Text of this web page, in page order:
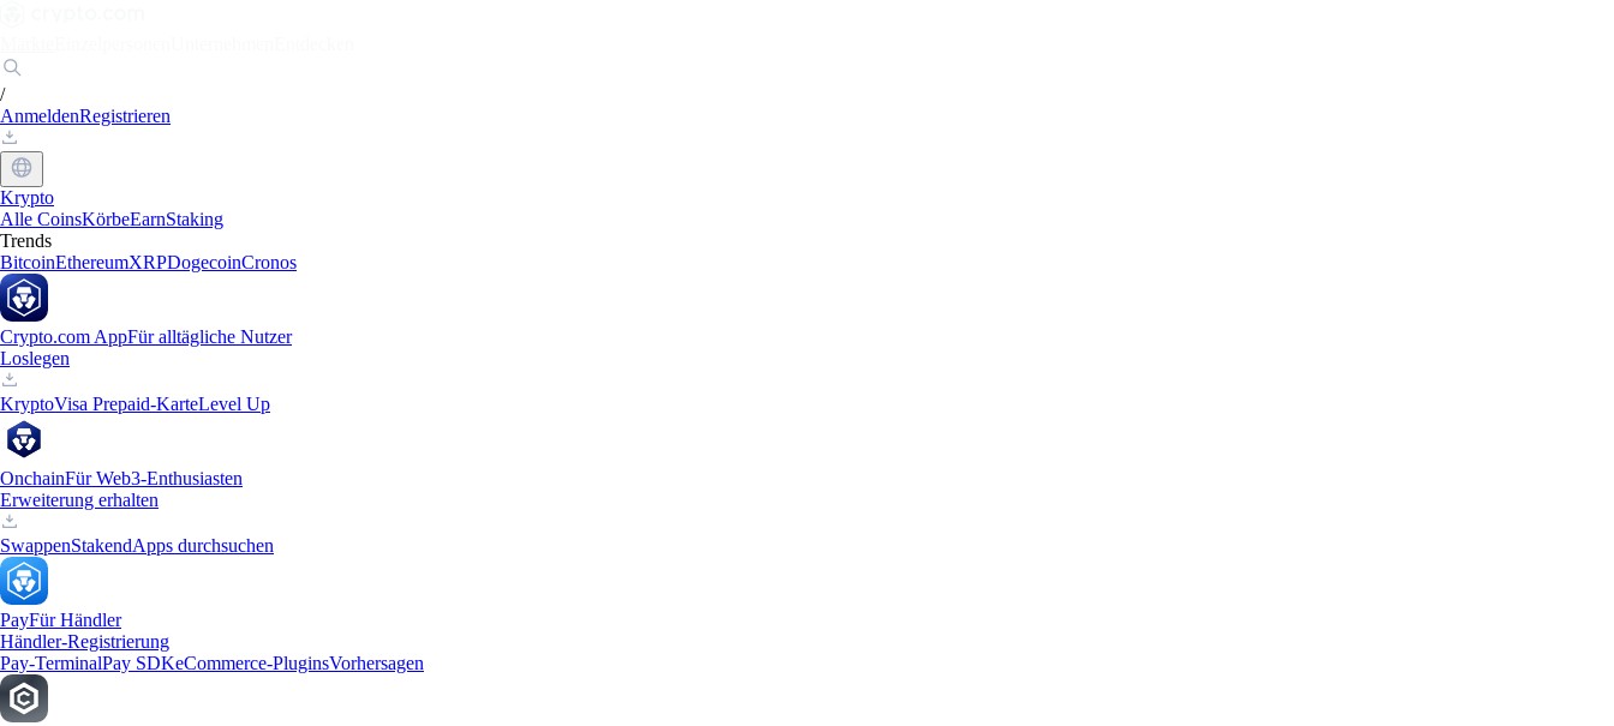
/
AnmeldenRegistrieren
Krypto
Alle CoinsKörbeEarnStaking
Trends
BitcoinEthereumXRPDogecoinCronos
Crypto.com AppFür alltägliche Nutzer
Loslegen
KryptoVisa Prepaid-KarteLevel Up
OnchainFür Web3-Enthusiasten
Erweiterung erhalten
SwappenStakendApps durchsuchen
PayFür Händler
Händler-Registrierung
Pay-TerminalPay SDKeCommerce-PluginsVorhersagen